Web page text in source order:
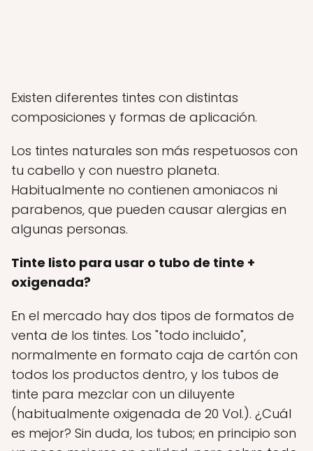
Existen diferentes tintes con distintas
composiciones y formas de aplicación.
Los tintes naturales son más respetuosos con
tu cabello y con nuestro planeta.
Habitualmente no contienen amoniacos ni
parabenos, que pueden causar alergias en
algunas personas.
Tinte listo para usar o tubo de tinte +
oxigenada?
En el mercado hay dos tipos de formatos de
venta de los tintes. Los "todo incluido",
normalmente en formato caja de cartón con
todos los productos dentro, y los tubos de
tinte para mezclar con un diluyente
(habitualmente oxigenada de 20 Vol.). ¿Cuál
es mejor? Sin duda, los tubos; en principio son